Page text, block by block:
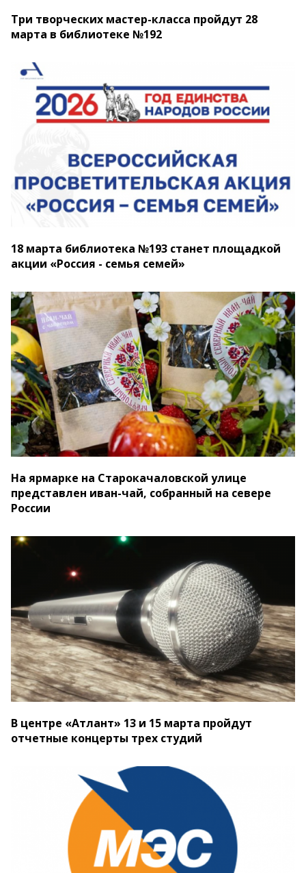
Три творческих мастер-класса пройдут 28
марта в библиотеке №192
18 марта библиотека №193 станет площадкой
акции «Россия - семья семей»
На ярмарке на Старокачаловской улице
представлен иван-чай, собранный на севере
России
В центре «Атлант» 13 и 15 марта пройдут
отчетные концерты трех студий